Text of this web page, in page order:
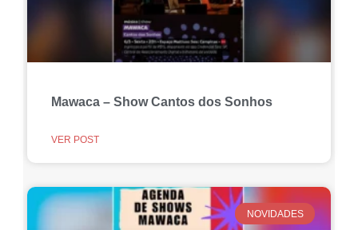
Mawaca – Show Cantos dos Sonhos
VER POST
NOVIDADES